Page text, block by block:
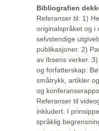
Bibliografien
Referanser til: 1)
originalspråket og i
selvstendige
publikasjoner. 2)
av Ibsens verker.
og forfatterskap:
småtrykk, artikler
og
Referanser til
inkludert. I
språklig